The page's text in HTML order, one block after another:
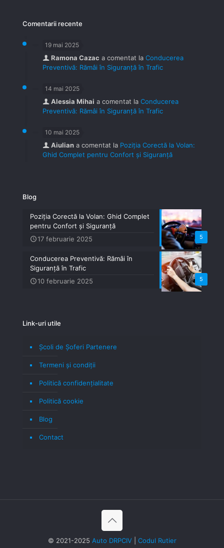
Comentarii recente
19 mai 2025
Ramona Cazac a comentat la Conducerea
Preventivă: Rămâi în Siguranță în Trafic
14 mai 2025
Alessia Mihai a comentat la Conducerea
Preventivă: Rămâi în Siguranță în Trafic
10 mai 2025
Aiulian a comentat la Poziția Corectă la Volan:
Ghid Complet pentru Confort și Siguranță
Blog
5
Poziția Corectă la Volan: Ghid Complet
pentru Confort și Siguranță
17 februarie 2025
5
Conducerea Preventivă: Rămâi în
Siguranță în Trafic
10 februarie 2025
Link-uri utile
Școli de Șoferi Partenere
Termeni şi condiţii
Politică confidenţialitate
Politică cookie
Blog
Contact
© 2021-2025 Auto DRPCIV| Codul Rutier